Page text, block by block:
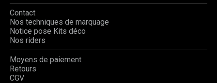
Contact
Nos techniques de marquage
Notice pose Kits déco
Nos riders
Moyens de paiement
Retours
CGV